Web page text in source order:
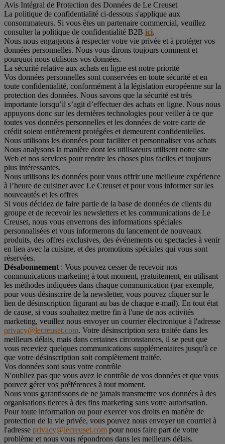
Avis Intégral de Protection des Données de Le Creuset
La politique de confidentialité ci-dessous s'applique aux
consommateurs. Si vous êtes un partenaire commercial, veuillez
consulter la politique de confidentialité B2B ici.
Nous nous engageons à respecter votre vie privée et à protéger vos
données personnelles. Nous vous dirons toujours comment et
pourquoi nous utilisons vos données.
La sécurité relative aux achats en ligne est notre priorité
Vos données personnelles sont conservées en toute sécurité et en
toute confidentialité, conformément à la législation européenne sur la
protection des données. Nous savons que la sécurité est très
importante lorsqu’il s’agit d’effectuer des achats en ligne. Nous nous
appuyons donc sur les dernières technologies pour veiller à ce que
toutes vos données personnelles et les données de votre carte de
crédit soient entièrement protégées et demeurent confidentielles.
Nous utilisons les données pour faciliter et personnaliser vos achats
Nous analysons la manière dont les utilisateurs utilisent notre site
Web et nos services pour rendre les choses plus faciles et toujours
plus intéressantes.
Nous utilisons les données pour vous offrir une meilleure expérience
à l’heure de cuisiner avec Le Creuset et pour vous informer sur les
nouveautés et les offres
Si vous décidez de faire partie de la base de données de clients du
groupe et de recevoir les newsletters et les communications de Le
Creuset, nous vous enverrons des informations spéciales
personnalisées et vous informerons du lancement de nouveaux
produits, des offres exclusives, des événements ou spectacles à venir
en lien avec la cuisine, et des promotions spéciales qui vous sont
réservées.
Désabonnement : Vous pouvez cesser de recevoir nos
communications marketing à tout moment, gratuitement, en utilisant
les méthodes indiquées dans chaque communication (par exemple,
pour vous désinscrire de la newsletter, vous pouvez cliquer sur le
lien de désinscription figurant au bas de chaque e-mail). En tout état
de cause, si vous souhaitez mettre fin à l'une de nos activités
marketing, veuillez nous envoyer un courrier électronique à l'adresse
privacy@lecreuset.com. Votre désinscription sera traitée dans les
meilleurs délais, mais dans certaines circonstances, il se peut que
vous receviez quelques communications supplémentaires jusqu'à ce
que votre désinscription soit complètement traitée.
Vos données sont sous votre contrôle
N'oubliez pas que vous avez le contrôle de vos données et que vous
pouvez gérer vos préférences à tout moment.
Nous vous garantissons de ne jamais transmettre vos données à des
organisations tierces à des fins marketing sans votre autorisation.
Pour toute information ou pour exercer vos droits en matière de
protection de la vie privée, vous pouvez nous envoyer un courriel à
l'adresse privacy@lecreuset.com pour nous faire part de votre
problème et nous vous répondrons dans les meilleurs délais.